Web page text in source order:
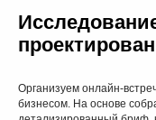
Организуем онлайн-
бизнесом. На основе